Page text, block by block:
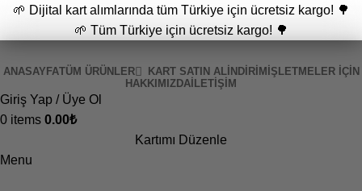
🌱 Dijital kart alımlarında tüm Türkiye için ücretsiz kargo! 🌳
🌱 Tüm Türkiye için ücretsiz kargo! 🌳
ANASAYFATÜM ÜRÜNLER KART SATIN ALİNDİRİM İŞLETMELER İÇIN
HAKKIMIZDA İLETIŞIM
Giriş Yap / Üye Ol
0 items 0.00₺
Kartımı Düzenle
Menu